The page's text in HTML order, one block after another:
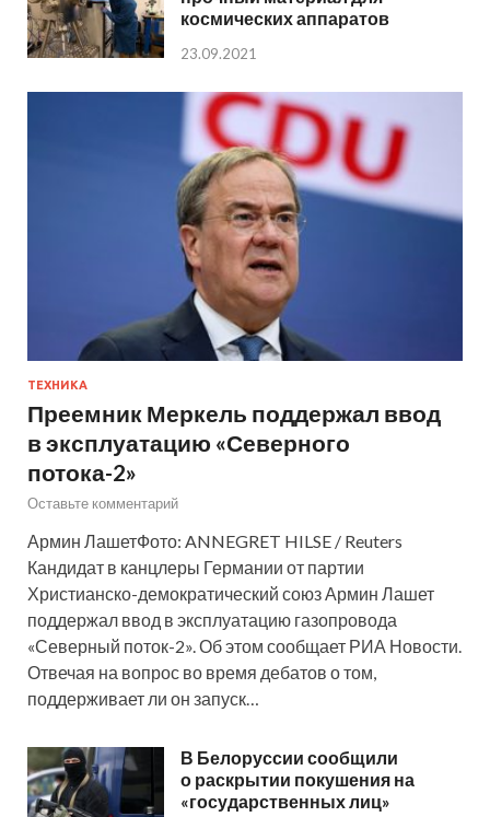
космических аппаратов
23.09.2021
ТЕХНИКА
Преемник Меркель поддержал ввод
в эксплуатацию «Северного
потока-2»
Оставьте комментарий
Армин ЛашетФото: ANNEGRET HILSE / Reuters
Кандидат в канцлеры Германии от партии
Христианско-демократический союз Армин Лашет
поддержал ввод в эксплуатацию газопровода
«Северный поток-2». Об этом сообщает РИА Новости.
Отвечая на вопрос во время дебатов о том,
поддерживает ли он запуск…
В Белоруссии сообщили
о раскрытии покушения на
«государственных лиц»